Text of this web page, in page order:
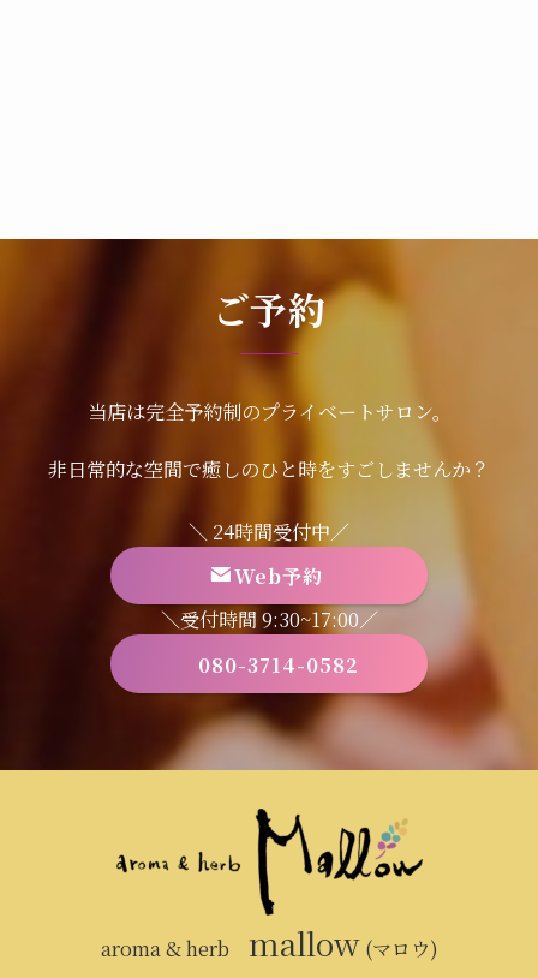
ご予約
当店は完全予約制のプライベートサロン。
非日常的な空間で癒しのひと時をすごしませんか？
＼ 24時間受付中／
Web予約
＼受付時間 9:30~17:00／
080-3714-0582
aroma & herb mallow(マロウ)